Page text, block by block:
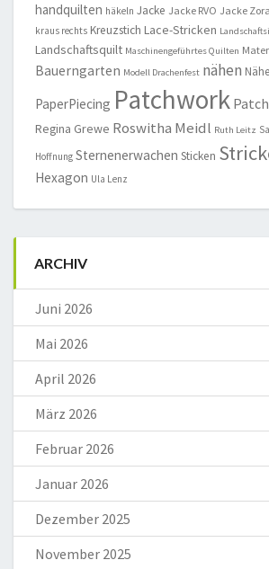
handquilten häkeln Jacke Jacke RVO Jacke
kraus rechts Kreuzstich Lace-Stricken
Landschaftsquilt Maschinengeführtes Quilten
Bauerngarten Modell Drachenfest nähen
PaperPiecing Patchwork
Regina Grewe Roswitha Meidl Ruth Leitz
Hoffnung Sternenerwachen Sticken
Hexagon Ula Lenz
ARCHIV
Juni 2026
Mai 2026
April 2026
März 2026
Februar 2026
Januar 2026
Dezember 2025
November 2025